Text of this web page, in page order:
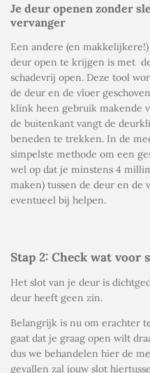
Je deur openen zonder
vervanger
Een andere (en
deur open te krijgen is met
schadevrij open. Deze tool
de deur en de vloer
klink heen gebruik makende
de buitenkant vangt de
beneden te trekken. In de
simpelste methode om een
wel op dat je minstens 4
maken) tussen de deur en de
eventueel bij helpen.
Stap 2: Check wat voor
Het slot van je deur is
deur heeft geen zin.
Belangrijk is nu om erachter
gaat dat je graag open wilt
dus we behandelen hier de
gevallen zal jouw slot